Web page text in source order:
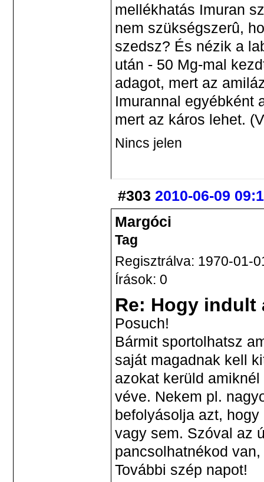
mellékhatás Imuran
nem szükségszerû,
szedsz? És nézik a
után - 50 Mg-mal
adagot, mert az
Imurannal egyébként
mert az káros lehet.
Nincs jelen
#303 2010-06-09
Margóci
Tag
Regisztrálva: 1970-01-
Írások: 0
Re: Hogy indult
Posuch!
Bármit sportolhatsz
saját magadnak kell
azokat kerüld
véve. Nekem pl.
befolyásolja azt,
vagy sem. Szóval az
pancsolhatnékod
További szép napot!